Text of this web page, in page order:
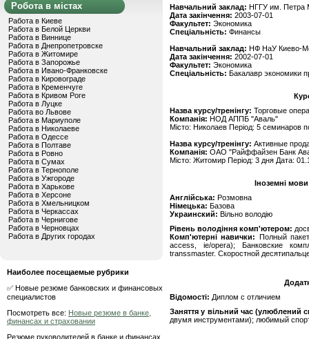
Робота в містах
Работа в Киеве
Работа в Белой Церкви
Работа в Виннице
Работа в Днепропетровске
Работа в Житомире
Работа в Запорожье
Работа в Ивано-Франковске
Работа в Кировограде
Работа в Кременчуге
Работа в Кривом Роге
Работа в Луцке
Работа во Львове
Работа в Мариуполе
Работа в Николаеве
Работа в Одессе
Работа в Полтаве
Работа в Ровно
Работа в Сумах
Работа в Тернополе
Работа в Ужгороде
Работа в Харькове
Работа в Херсоне
Работа в Хмельницком
Работа в Черкассах
Работа в Чернигове
Работа в Черновцах
Работа в Других городах
Наиболее посещаемые рубрики
✅ Новые резюме банковских и финансовых
специалистов
Посмотреть все: Новые резюме в банке,
финансах и страховании
Резюме руководителей в банке и финансах
Навчальний заклад: НГГУ им. Петра
Дата закінчення: 2003-07-01
Факультет: Экономика
Спеціальність: Финансы
Навчальний заклад: НФ НаУ Киево-
Дата закінчення: 2002-07-01
Факультет: Экономика
Спеціальність: Бакалавр экономики
Назва курсу/тренінгу: Торговые
Компанія: НОД АППБ "Аваль"
Місто: Николаев Період: 5 семинаров
Назва курсу/тренінгу: Активные
Компанія: ОАО "Райффайзен Банк
Місто: Житомир Період: 3 дня Дата:
Іноземні
Англійська: Розмовна
Німецька: Базова
Украинский: Вільно володію
Рівень володіння комп'ютером:
Комп'ютерні навички: Полный
access, ie/opera); Банковские
transsmaster. Скоростной
Відомості: Диплом с отличием
Заняття у вільний час (улюблений
двумя инструментами); любимый